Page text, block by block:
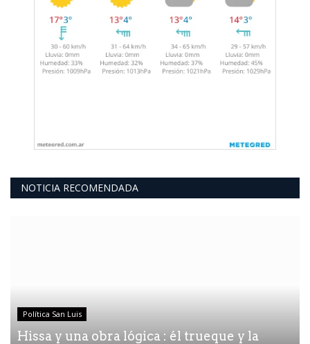
NOTICIA RECOMENDADA
Política San Luis
Hissa y una obra lógica : él trueque y la